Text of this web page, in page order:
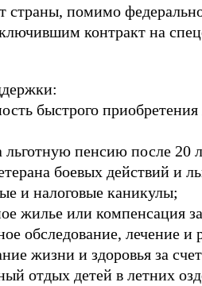
страны, помимо
контракт на
быстрого
льготную пенсию после 20
боевых действий и
и налоговые каникулы;
жилье или компенсация
обследование, лечение
жизни и здоровья за
отдых детей в летних